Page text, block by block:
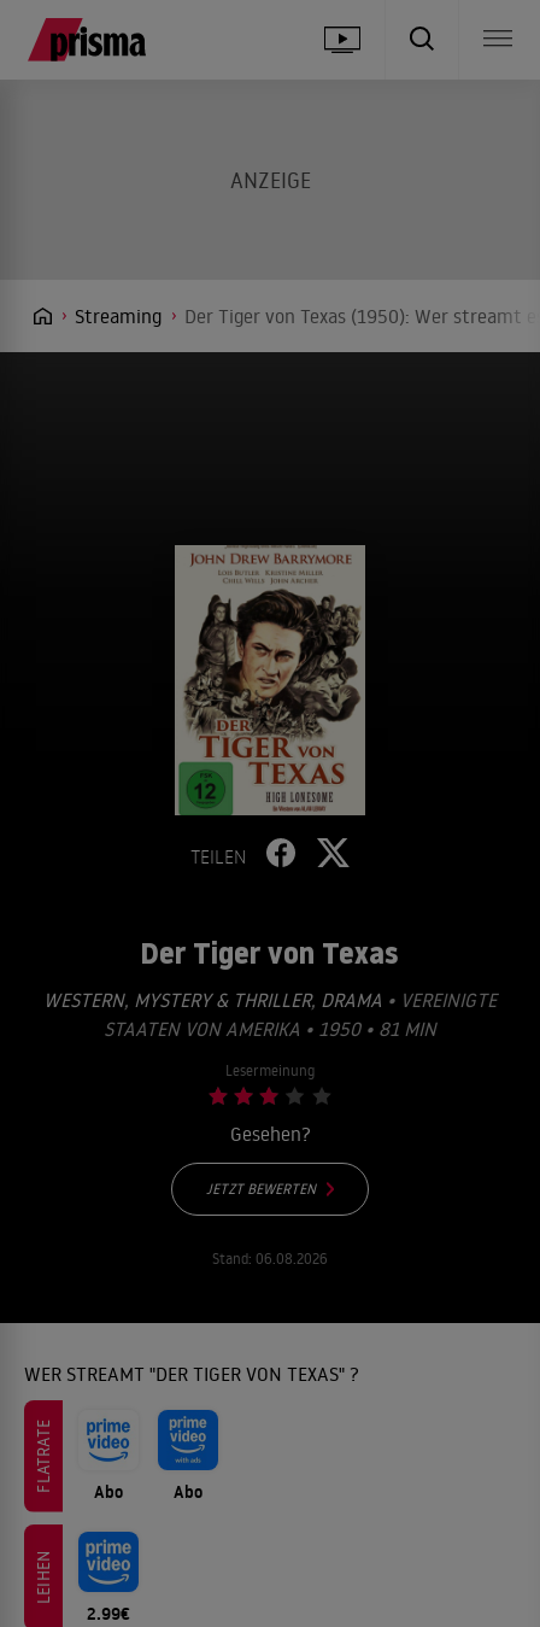
Streaming Der Tiger von Texas (1950): Wer streamt
TEILEN
Der Tiger von Texas
WESTERN, MYSTERY & THRILLER, DRAMA • VEREINIGTE
STAATEN VON AMERIKA • 1950 • 81 MIN
Lesermeinung
Gesehen?
JETZT BEWERTEN
Stand: 06.08.2026
WER STREAMT "DER TIGER VON TEXAS" ?
FLATRATE Abo Abo
LEIHEN
2.99€